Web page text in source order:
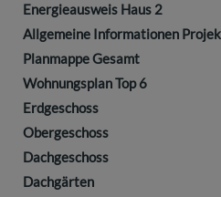
Energieausweis Haus 2
Allgemeine Informationen
Planmappe Gesamt
Wohnungsplan Top 6
Erdgeschoss
Obergeschoss
Dachgeschoss
Dachgärten